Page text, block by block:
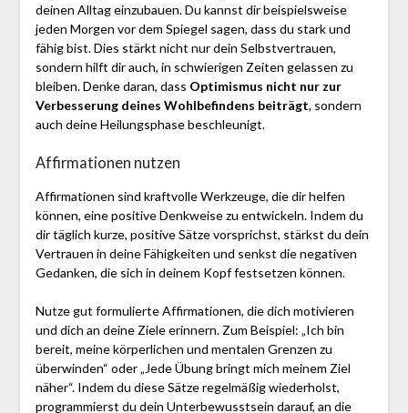
deinen Alltag einzubauen. Du kannst dir beispielsweise
jeden Morgen vor dem Spiegel sagen, dass du stark und
fähig bist. Dies stärkt nicht nur dein Selbstvertrauen,
sondern hilft dir auch, in schwierigen Zeiten gelassen zu
bleiben. Denke daran, dass Optimismus nicht nur zur
Verbesserung deines Wohlbefindens beiträgt, sondern
auch deine Heilungsphase beschleunigt.
Affirmationen nutzen
Affirmationen sind kraftvolle Werkzeuge, die dir helfen
können, eine positive Denkweise zu entwickeln. Indem du
dir täglich kurze, positive Sätze vorsprichst, stärkst du dein
Vertrauen in deine Fähigkeiten und senkst die negativen
Gedanken, die sich in deinem Kopf festsetzen können.
Nutze gut formulierte Affirmationen, die dich motivieren
und dich an deine Ziele erinnern. Zum Beispiel: „Ich bin
bereit, meine körperlichen und mentalen Grenzen zu
überwinden“ oder „Jede Übung bringt mich meinem Ziel
näher“. Indem du diese Sätze regelmäßig wiederholst,
programmierst du dein Unterbewusstsein darauf, an die